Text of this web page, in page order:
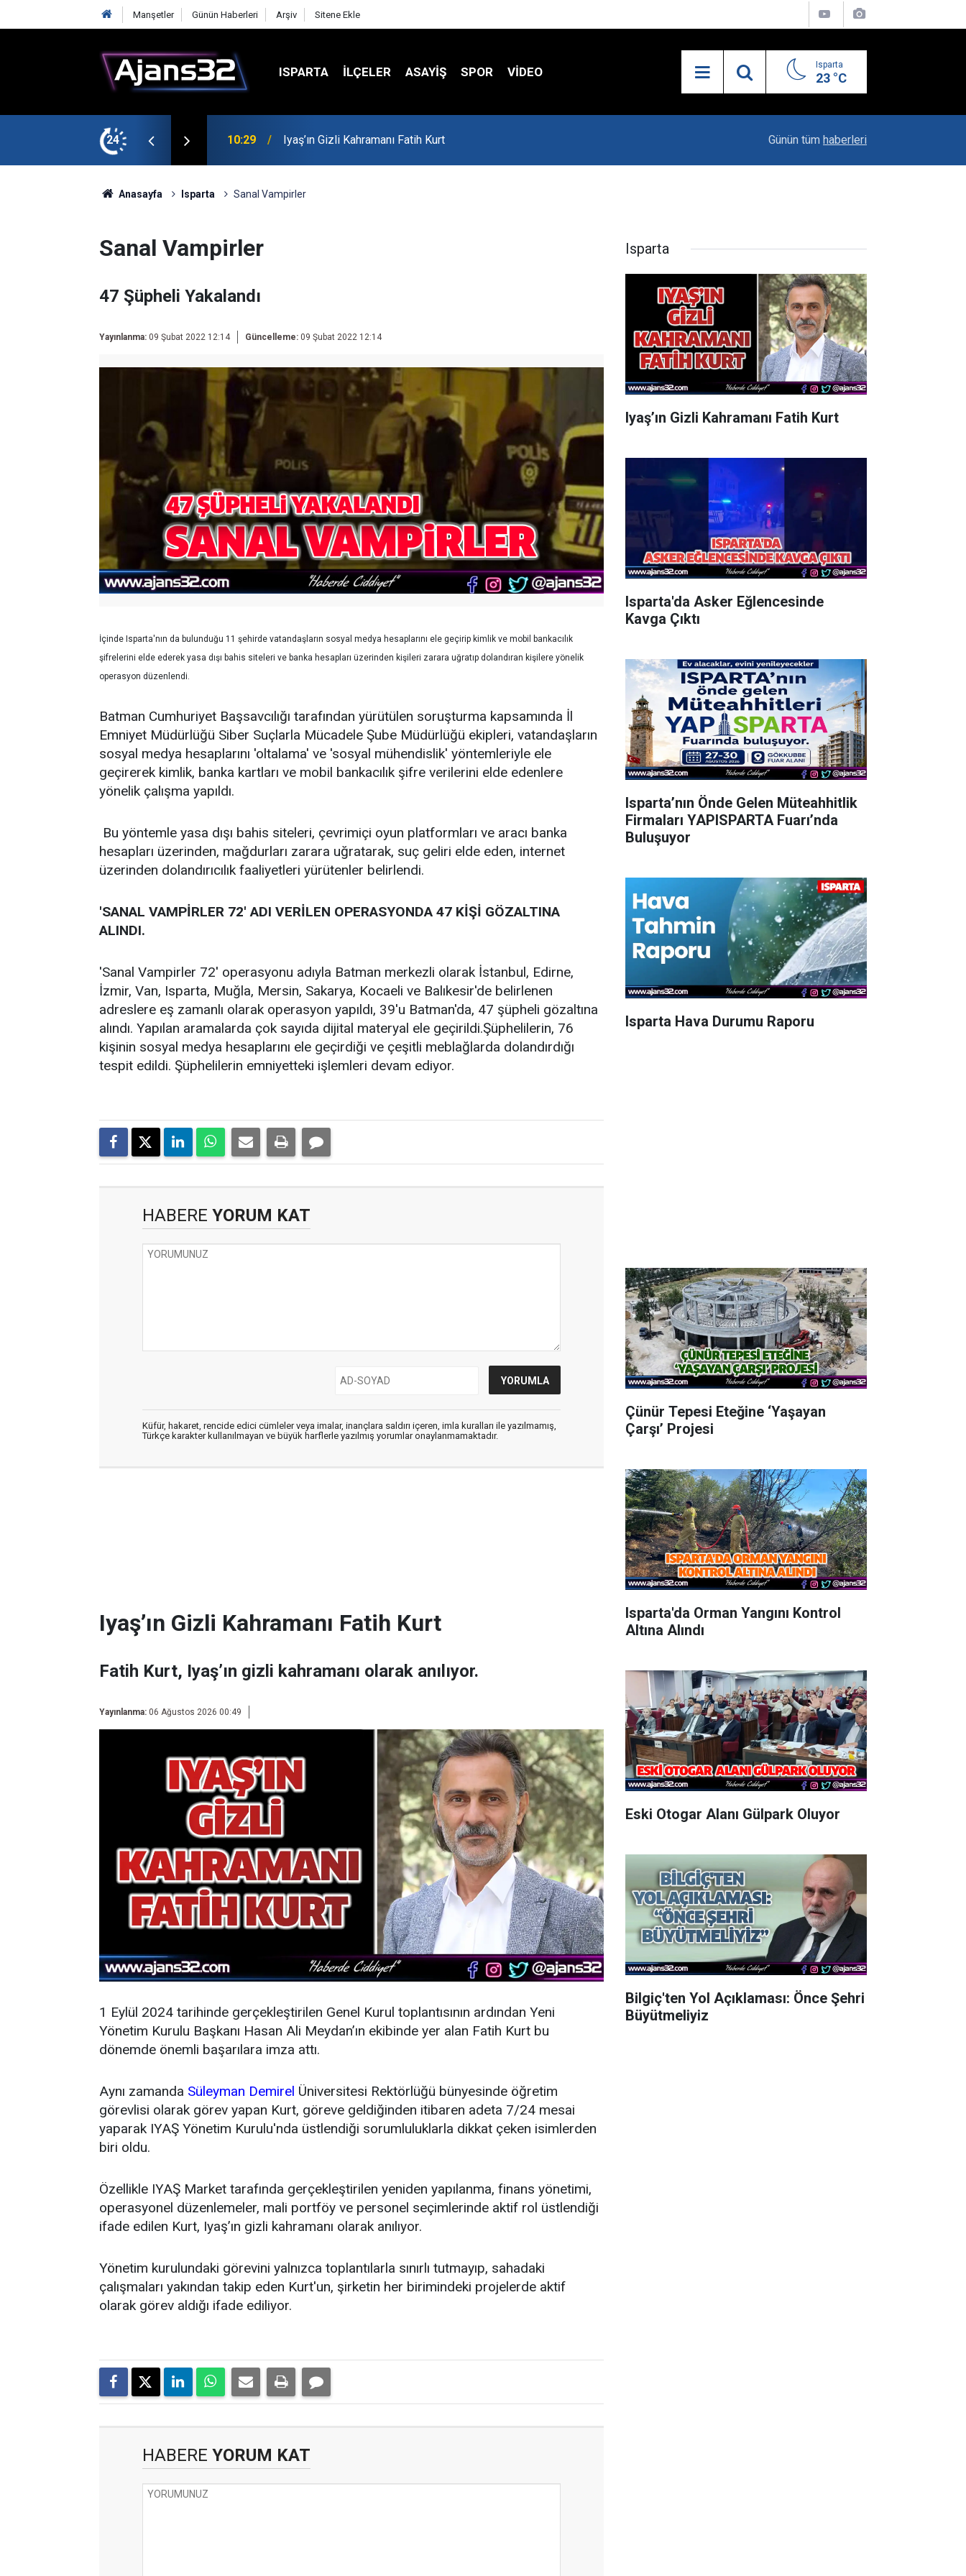
Manşetler Günün Haberleri Arşiv Sitene Ekle
ISPARTA İLÇELER ASAYİŞ SPOR VIDEO Isparta
23 °C
24 00:52 Isparta'da Asker Eğlencesinde Kavga Çıktı Uzaktan Hasta Değerlendirme Sistemi İle Yeni
Günün tüm haberleri
Anasayfa Isparta Sanal Vampirler
Sanal Vampirler
47 Şüpheli Yakalandı
Yayınlanma: 09 Şubat 2022 12:14 Güncelleme: 09 Şubat 2022 12:14
İçinde Isparta'nın da bulunduğu 11 şehirde vatandaşların sosyal medya hesaplarını ele geçirip kimlik ve mobil bankacılık
şifrelerini elde ederek yasa dışı bahis siteleri ve banka hesapları üzerinden kişileri zarara uğratıp dolandıran kişilere yönelik
operasyon düzenlendi.
Batman Cumhuriyet Başsavcılığı tarafından yürütülen soruşturma kapsamında İl
Emniyet Müdürlüğü Siber Suçlarla Mücadele Şube Müdürlüğü ekipleri, vatandaşların
sosyal medya hesaplarını 'oltalama' ve 'sosyal mühendislik' yöntemleriyle ele
geçirerek kimlik, banka kartları ve mobil bankacılık şifre verilerini elde edenlere
yönelik çalışma yapıldı.
Bu yöntemle yasa dışı bahis siteleri, çevrimiçi oyun platformları ve aracı banka
hesapları üzerinden, mağdurları zarara uğratarak, suç geliri elde eden, internet
üzerinden dolandırıcılık faaliyetleri yürütenler belirlendi.
'SANAL VAMPİRLER 72' ADI VERİLEN OPERASYONDA 47 KİŞİ GÖZALTINA
ALINDI.
'Sanal Vampirler 72' operasyonu adıyla Batman merkezli olarak İstanbul, Edirne,
İzmir, Van, Isparta, Muğla, Mersin, Sakarya, Kocaeli ve Balıkesir'de belirlenen
adreslere eş zamanlı olarak operasyon yapıldı, 39'u Batman'da, 47 şüpheli gözaltına
alındı. Yapılan aramalarda çok sayıda dijital materyal ele geçirildi.Şüphelilerin, 76
kişinin sosyal medya hesaplarını ele geçirdiği ve çeşitli meblağlarda dolandırdığı
tespit edildi. Şüphelilerin emniyetteki işlemleri devam ediyor.
HABERE YORUM KAT
Küfür, hakaret, rencide edici cümleler veya imalar, inançlara saldırı içeren, imla kuralları ile yazılmamış,
Türkçe karakter kullanılmayan ve büyük harflerle yazılmış yorumlar onaylanmamaktadır.
Iyaş’ın Gizli Kahramanı Fatih Kurt
Fatih Kurt, Iyaş’ın gizli kahramanı olarak anılıyor.
Yayınlanma: 06 Ağustos 2026 00:49
1 Eylül 2024 tarihinde gerçekleştirilen Genel Kurul toplantısının ardından Yeni
Yönetim Kurulu Başkanı Hasan Ali Meydan’ın ekibinde yer alan Fatih Kurt bu
dönemde önemli başarılara imza attı.
Aynı zamanda Süleyman Demirel Üniversitesi Rektörlüğü bünyesinde öğretim
görevlisi olarak görev yapan Kurt, göreve geldiğinden itibaren adeta 7/24 mesai
yaparak IYAŞ Yönetim Kurulu'nda üstlendiği sorumluluklarla dikkat çeken isimlerden
biri oldu.
Özellikle IYAŞ Market tarafında gerçekleştirilen yeniden yapılanma, finans yönetimi,
operasyonel düzenlemeler, mali portföy ve personel seçimlerinde aktif rol üstlendiği
ifade edilen Kurt, Iyaş’ın gizli kahramanı olarak anılıyor.
Yönetim kurulundaki görevini yalnızca toplantılarla sınırlı tutmayıp, sahadaki
çalışmaları yakından takip eden Kurt'un, şirketin her birimindeki projelerde aktif
olarak görev aldığı ifade ediliyor.
HABERE YORUM KAT
Isparta
Iyaş’ın Gizli Kahramanı Fatih Kurt
Isparta'da Asker Eğlencesinde
Kavga Çıktı
Isparta’nın Önde Gelen Müteahhitlik
Firmaları YAPISPARTA Fuarı’nda
Buluşuyor
Isparta Hava Durumu Raporu
Çünür Tepesi Eteğine ‘Yaşayan
Çarşı’ Projesi
Isparta'da Orman Yangını Kontrol
Altına Alındı
Eski Otogar Alanı Gülpark Oluyor
Bilgiç'ten Yol Açıklaması: Önce Şehri
Büyütmeliyiz